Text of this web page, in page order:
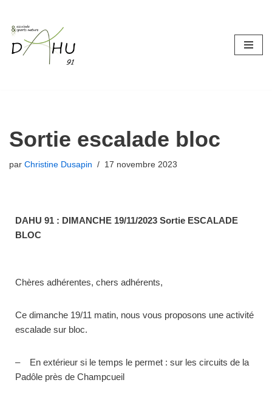
Aller
au
Sortie escalade bloc
par Christine Dusapin 17 novembre 2023
DAHU 91 : DIMANCHE 19/11/2023 Sortie ESCALADE
BLOC
Chères adhérentes, chers adhérents,
Ce dimanche 19/11 matin, nous vous proposons une activité
escalade sur bloc.
– En extérieur si le temps le permet : sur les circuits de la
Padôle près de Champcueil